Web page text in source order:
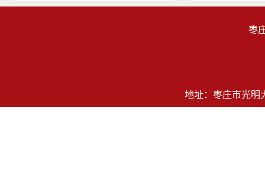
枣
地址：枣庄市光明